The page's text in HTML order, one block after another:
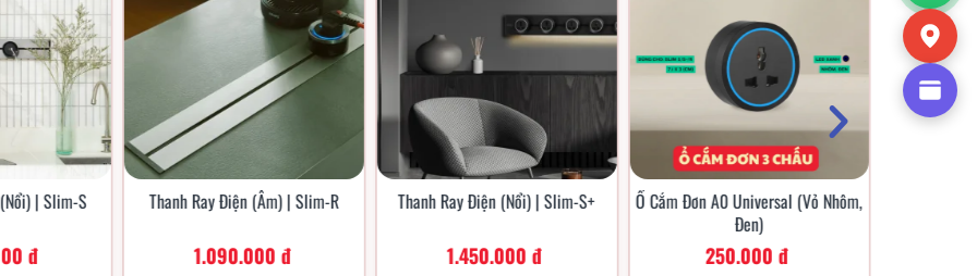
bảo an toàn &
cậy cho gia đình
Tạo điểm nhấn cho
phong cách của bạn
Tối ưu hóa hiệu quả
sử dụng thiết bị điện
| Slim-S
đ
Thanh Ray Điện (Âm) | Slim-R
1.090.000 đ
Thanh Ray Điện (Nổi) | Slim-S+
1.450.000 đ
Ổ Cắm Đơn A0 Universal (Vỏ Nhôm,
Đen)
250.000 đ